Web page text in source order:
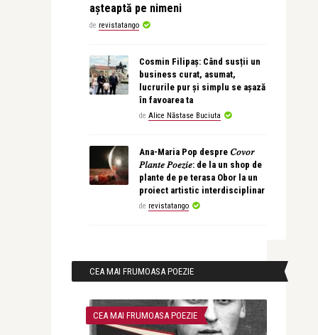
așteaptă pe nimeni
de revistatango
Cosmin Filipaș: Când susții un
business curat, asumat,
lucrurile pur și simplu se așază
în favoarea ta
de Alice Năstase Buciuta
Ana-Maria Pop despre 𝐶𝑜𝑣𝑜𝑟
𝑃𝑙𝑎𝑛𝑡𝑒 𝑃𝑜𝑒𝑧𝑖𝑒: de la un shop de
plante de pe terasa Obor la un
proiect artistic interdisciplinar
de revistatango
CEA MAI FRUMOASA POEZIE
CEA MAI FRUMOASA POEZIE